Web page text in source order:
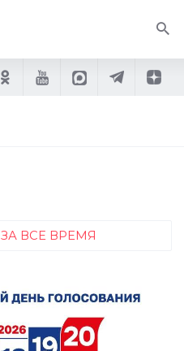
ЗА ВСЕ ВРЕМЯ